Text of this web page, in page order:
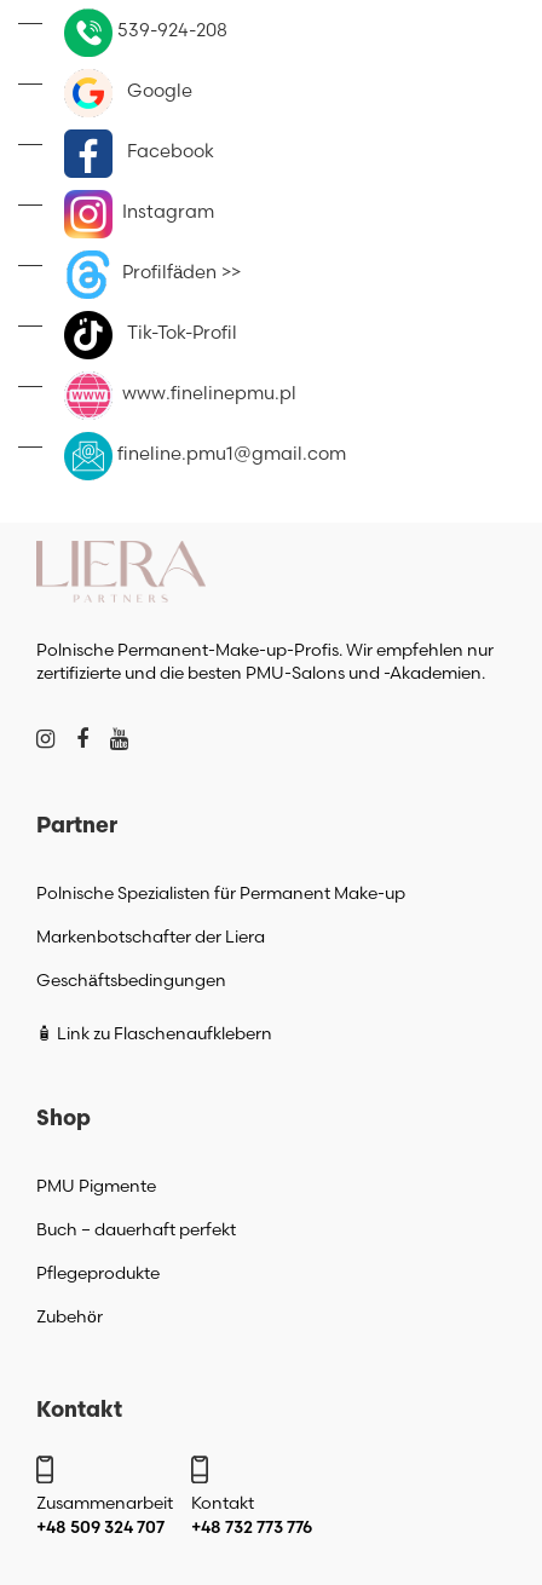
539-924-208
Google
Facebook
Instagram
Profilfäden >>
Tik-Tok-Profil
www.finelinepmu.pl
fineline.pmu1@gmail.com
Polnische Permanent-Make-up-Profis. Wir empfehlen nur
zertifizierte und die besten PMU-Salons und -Akademien.
Partner
Polnische Spezialisten für Permanent Make-up
Markenbotschafter der Liera
Geschäftsbedingungen
🧴 Link zu Flaschenaufklebern
Shop
PMU Pigmente
Buch – dauerhaft perfekt
Pflegeprodukte
Zubehör
Kontakt
Zusammenarbeit
+48 509 324 707
Kontakt
+48 732 773 776